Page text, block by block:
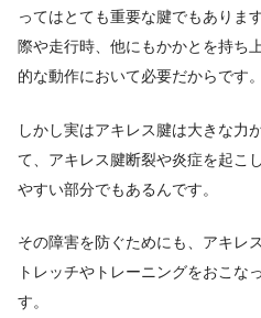
ってはとても重要な腱でもありま
際や走行時、他にもかかとを持ち
的な動作において必要だからです。
しかし実はアキレス腱は大きな力
て、アキレス腱断裂や炎症を起こ
やすい部分でもあるんです。
その障害を防ぐためにも、アキレ
トレッチやトレーニングをおこな
す。